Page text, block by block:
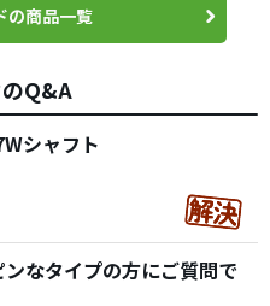
の商品一覧
Q&A
シャフト
なタイプの方にご質問で